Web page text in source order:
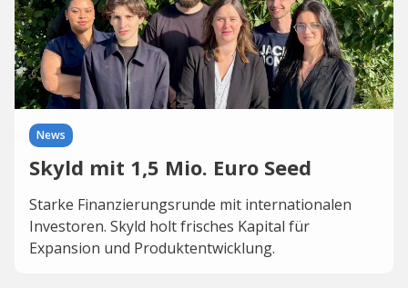
News
Skyld mit 1,5 Mio. Euro Seed
Starke Finanzierungsrunde mit internationalen
Investoren. Skyld holt frisches Kapital für
Expansion und Produktentwicklung.